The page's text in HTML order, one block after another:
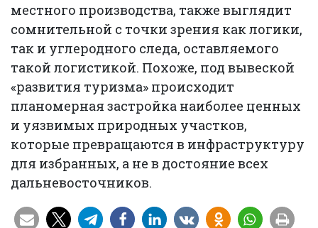
местного производства, также выглядит
сомнительной с точки зрения как логики,
так и углеродного следа, оставляемого
такой логистикой. Похоже, под вывеской
«развития туризма» происходит
планомерная застройка наиболее ценных
и уязвимых природных участков,
которые превращаются в инфраструктуру
для избранных, а не в достояние всех
дальневосточников.